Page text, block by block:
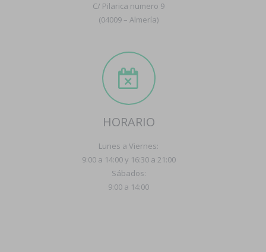
C/ Pilarica numero 9
(04009 – Almería)
HORARIO
Lunes a Viernes:
9:00 a 14:00 y 16:30 a 21:00
Sábados:
9:00 a 14:00